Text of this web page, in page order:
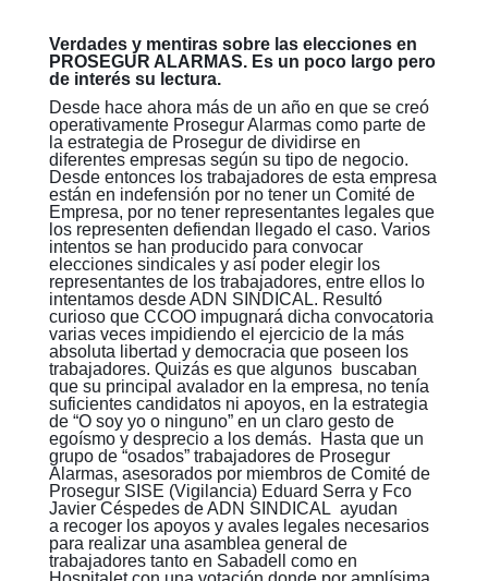
Verdades y mentiras sobre las elecciones en
PROSEGUR ALARMAS. Es un poco largo pero
de interés su lectura.
Desde hace ahora más de un año en que se creó
operativamente Prosegur Alarmas como parte de
la estrategia de Prosegur de dividirse en
diferentes empresas según su tipo de negocio.
Desde entonces los trabajadores de esta empresa
están en indefensión por no tener un Comité de
Empresa, por no tener representantes legales que
los representen defiendan llegado el caso. Varios
intentos se han producido para convocar
elecciones sindicales y así poder elegir los
representantes de los trabajadores, entre ellos lo
intentamos desde ADN SINDICAL. Resultó
curioso que CCOO impugnará dicha convocatoria
varias veces impidiendo el ejercicio de la más
absoluta libertad y democracia que poseen los
trabajadores. Quizás es que algunos buscaban
que su principal avalador en la empresa, no tenía
suficientes candidatos ni apoyos, en la estrategia
de “O soy yo o ninguno” en un claro gesto de
egoísmo y desprecio a los demás. Hasta que un
grupo de “osados” trabajadores de Prosegur
Alarmas, asesorados por miembros de Comité de
Prosegur SISE (Vigilancia) Eduard Serra y Fco
Javier Céspedes de ADN SINDICAL ayudan
a recoger los apoyos y avales legales necesarios
para realizar una asamblea general de
trabajadores tanto en Sabadell como en